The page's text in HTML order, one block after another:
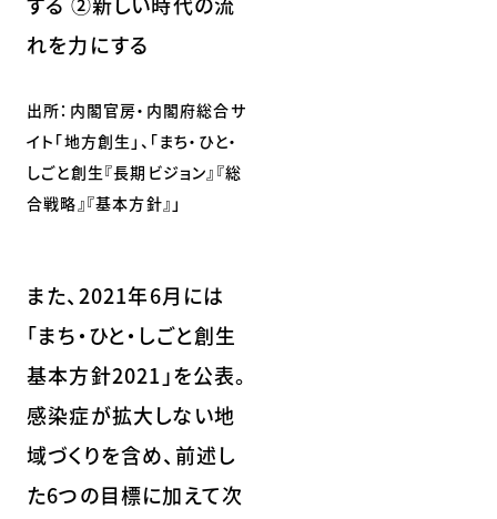
れを力にする
出所：内閣官房・内閣府総合サ
イト「地方創生」、「まち・ひと・
しごと創生『長期ビジョン』『総
合戦略』『基本方針』」
また、2021年6月には
「まち・ひと・しごと創生
基本方針2021」を公表。
感染症が拡大しない地
域づくりを含め、前述し
た6つの目標に加えて次